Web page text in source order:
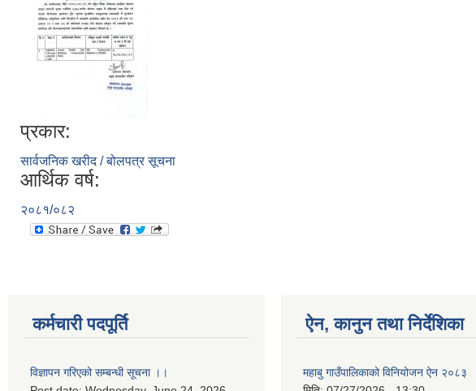
प्रकार:
सार्वजनिक खरीद / बोलपत्र सूचना
आर्थिक वर्ष:
२०८१/०८२
कर्मचारी पदपूर्ति
विज्ञापन गरिएको सम्बन्धी सूचना ।।
ऐन, कानुन तथा निर्देशिका
महाबु गाउँपालिकाको विनियोजन ऐन २०८३